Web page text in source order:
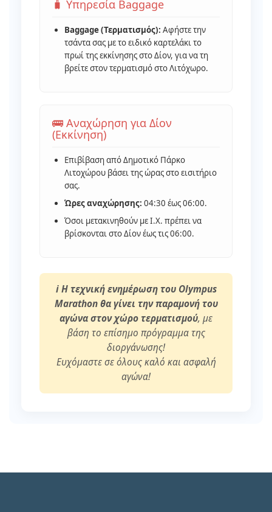
🧳 Υπηρεσία Baggage
Baggage (Τερματισμός): Αφήστε την
τσάντα σας με το ειδικό καρτελάκι το
πρωί της εκκίνησης στο Δίον, για να τη
βρείτε στον τερματισμό στο Λιτόχωρο.
🚌 Αναχώρηση για Δίον
(Εκκίνηση)
Επιβίβαση από Δημοτικό Πάρκο
Λιτοχώρου βάσει της ώρας στο εισιτήριο
σας.
Ώρες αναχώρησης: 04:30 έως 06:00.
Όσοι μετακινηθούν με Ι.Χ. πρέπει να
βρίσκονται στο Δίον έως τις 06:00.
ℹ️ Η τεχνική ενημέρωση του Olympus
Marathon θα γίνει την παραμονή του
αγώνα στον χώρο τερματισμού, με
βάση το επίσημο πρόγραμμα της
διοργάνωσης!
Ευχόμαστε σε όλους καλό και ασφαλή
αγώνα!